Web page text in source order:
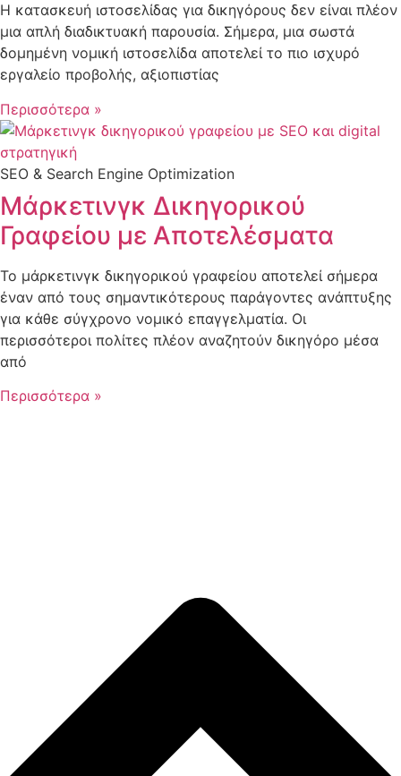
Η κατασκευή ιστοσελίδας για δικηγόρους δεν είναι πλέον
μια απλή διαδικτυακή παρουσία. Σήμερα, μια σωστά
δομημένη νομική ιστοσελίδα αποτελεί το πιο ισχυρό
εργαλείο προβολής, αξιοπιστίας
Περισσότερα »
SEO & Search Engine Optimization
Μάρκετινγκ Δικηγορικού
Γραφείου με Αποτελέσματα
Το μάρκετινγκ δικηγορικού γραφείου αποτελεί σήμερα
έναν από τους σημαντικότερους παράγοντες ανάπτυξης
για κάθε σύγχρονο νομικό επαγγελματία. Οι
περισσότεροι πολίτες πλέον αναζητούν δικηγόρο μέσα
από
Περισσότερα »